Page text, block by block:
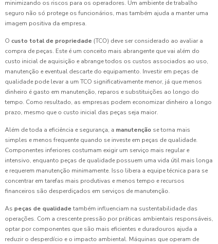
minimizando os riscos para os operadores. Um ambiente de trabalho
seguro não só protege os funcionários, mas também ajuda a manter uma
imagem positiva da empresa.
O custo total de propriedade (TCO) deve ser considerado ao avaliar a
compra de peças. Este é um conceito mais abrangente que vai além do
custo inicial de aquisição e abrange todos os custos associados ao uso,
manutenção e eventual descarte do equipamento. Investir em peças de
qualidade pode levar a um TCO significativamente menor, já que menos
dinheiro é gasto em manutenção, reparos e substituições ao longo do
tempo. Como resultado, as empresas podem economizar dinheiro a longo
prazo, mesmo que o custo inicial das peças seja maior.
Além de toda a eficiência e segurança, a manutenção se torna mais
simples e menos frequente quando se investe em peças de qualidade.
Componentes inferiores costumam exigir um serviço mais regular e
intensivo, enquanto peças de qualidade possuem uma vida útil mais longa
e requerem manutenção minimamente. Isso libera a equipe técnica para se
concentrar em tarefas mais produtivas e menos tempo e recursos
financeiros são desperdiçados em serviços de manutenção.
As peças de qualidade também influenciam na sustentabilidade das
operações. Com a crescente pressão por práticas ambientais responsáveis,
optar por componentes que são mais eficientes e duradouros ajuda a
reduzir o desperdício e o impacto ambiental. Máquinas que operam de